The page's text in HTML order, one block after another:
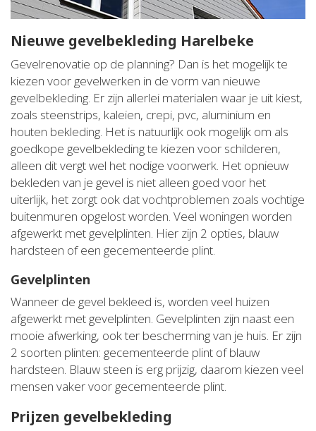
Nieuwe gevelbekleding Harelbeke
Gevelrenovatie op de planning? Dan is het mogelijk te
kiezen voor gevelwerken in de vorm van nieuwe
gevelbekleding. Er zijn allerlei materialen waar je uit kiest,
zoals steenstrips, kaleien, crepi, pvc, aluminium en
houten bekleding. Het is natuurlijk ook mogelijk om als
goedkope gevelbekleding te kiezen voor schilderen,
alleen dit vergt wel het nodige voorwerk. Het opnieuw
bekleden van je gevel is niet alleen goed voor het
uiterlijk, het zorgt ook dat vochtproblemen zoals vochtige
buitenmuren opgelost worden. Veel woningen worden
afgewerkt met gevelplinten. Hier zijn 2 opties, blauw
hardsteen of een gecementeerde plint.
Gevelplinten
Wanneer de gevel bekleed is, worden veel huizen
afgewerkt met gevelplinten. Gevelplinten zijn naast een
mooie afwerking, ook ter bescherming van je huis. Er zijn
2 soorten plinten: gecementeerde plint of blauw
hardsteen. Blauw steen is erg prijzig, daarom kiezen veel
mensen vaker voor gecementeerde plint.
Prijzen gevelbekleding